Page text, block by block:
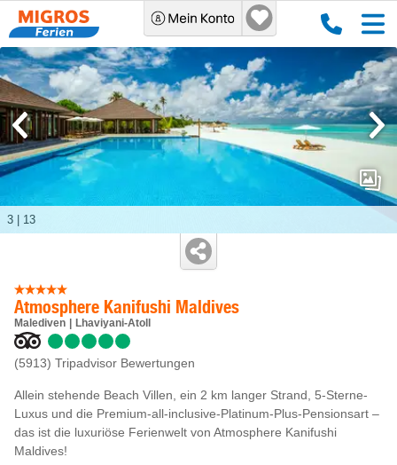
Atmosphere Kanifushi Maldives
Malediven Lhaviyani-Atoll
(5913) Tripadvisor Bewertungen
Allein stehende Beach Villen, ein 2 km langer Strand, 5-Sterne-
Luxus und die Premium-all-inclusive-Platinum-Plus-Pensionsart –
das ist die luxuriöse Ferienwelt von Atmosphere Kanifushi
Maldives!
3 13